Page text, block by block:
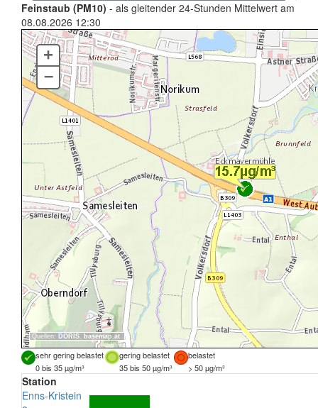
Feinstaub (PM10) - als gleitender 24-Stunden Mittelwert am
08.08.2026 12:30
Quellen: DORIS, basemap.at
+
–
sehr gering belastet gering belastet
belastet
0 bis 35 µg/m³
35 bis 50 µg/m³ > 50 µg/m³
Station
Enns-Kristein